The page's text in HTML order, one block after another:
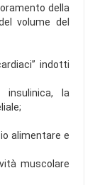
della
volume del
indotti
la
alimentare e
muscolare